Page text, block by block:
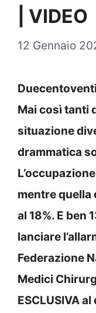
| VIDEO
12 Gennaio
Mai così tanti
situazione
drammatica
mentre quella
al 18%. E ben
lanciare
Federazione
Medici
ESCLUSIVA